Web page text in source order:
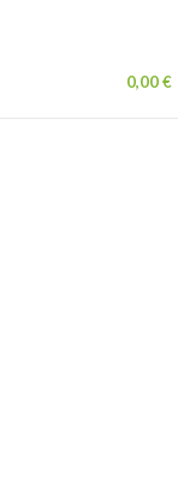
0,00€